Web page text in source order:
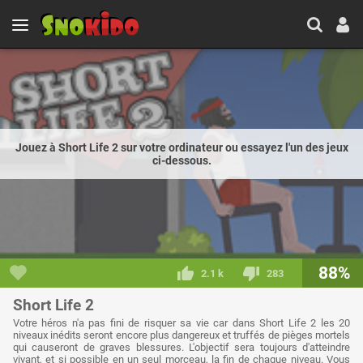
Jouez à Short Life 2 sur votre ordinateur ou essayez l'un des jeux
ci-dessous.
2.1 k 283 88%
Short Life 2
Votre héros n'a pas fini de risquer sa vie car dans Short Life 2 les 20
niveaux inédits seront encore plus dangereux et truffés de pièges mortels
qui causeront de graves blessures. L'objectif sera toujours d'atteindre
vivant, et si possible en un seul morceau, la fin de chaque niveau. Vous